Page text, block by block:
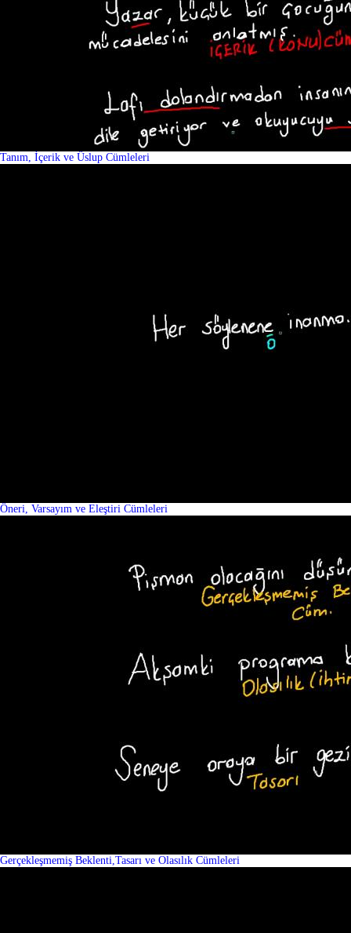
Tanım, İçerik ve Üslup Cümleleri
Öneri, Varsayım ve Eleştiri Cümleleri
Gerçekleşmemiş Beklenti,Tasarı ve Olasılık Cümleleri